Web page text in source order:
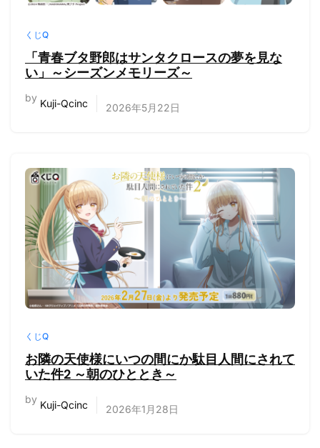
くじQ
「青春ブタ野郎はサンタクロースの夢を見な
い」～シーズンメモリーズ～
by Kuji-Qcinc 2026年5月22日
くじQ
お隣の天使様にいつの間にか駄目人間にされて
いた件2 ～朝のひととき～
by Kuji-Qcinc 2026年1月28日